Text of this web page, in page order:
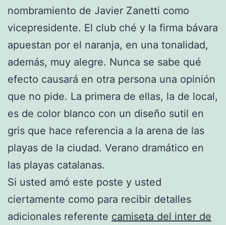
nombramiento de Javier Zanetti como
vicepresidente. El club ché y la firma bávara
apuestan por el naranja, en una tonalidad,
además, muy alegre. Nunca se sabe qué
efecto causará en otra persona una opinión
que no pide. La primera de ellas, la de local,
es de color blanco con un diseño sutil en
gris que hace referencia a la arena de las
playas de la ciudad. Verano dramático en
las playas catalanas.
Si usted amó este poste y usted
ciertamente como para recibir detalles
adicionales referente camiseta del inter de